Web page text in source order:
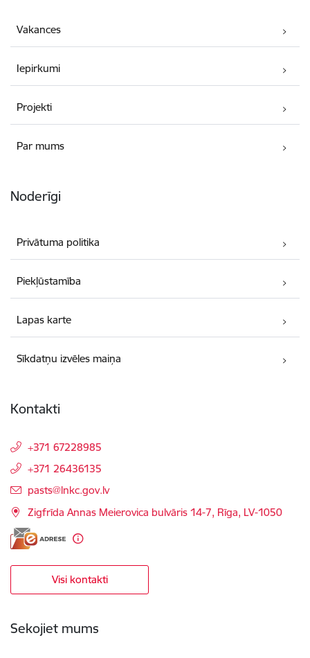
Vakances
Iepirkumi
Projekti
Par mums
Noderīgi
Privātuma politika
Piekļūstamība
Lapas karte
Sīkdatņu izvēles maiņa
Kontakti
+371 67228985
+371 26436135
E-pasts:
pasts@lnkc.gov.lv
Zigfrīda Annas Meierovica bulvāris 14-7, Rīga, LV-1050
Visi kontakti
Sekojiet mums